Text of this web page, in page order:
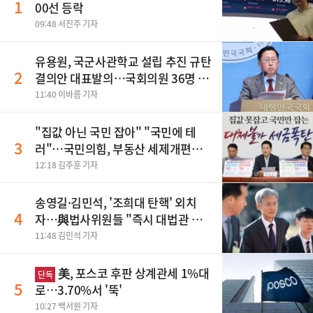
1
00선 등락
09:48 서진주 기자
2
유용원, 국군사관학교 설립 추진 규탄
결의안 대표발의…국회의원 36명 동
참
11:40 이바름 기자
3
"집값 아닌 국민 잡아" "국민에 테
러"…국민의힘, 부동산 세제개편안
맹폭
12:18 김주훈 기자
4
송영길·김민석, '조희대 탄핵' 외치
자…與법사위원들 "즉시 대법관 제
청하라"
11:48 김민석 기자
5
단독 美, 포스코 후판 상계관세 1%대
로…3.70%서 '뚝'
10:27 백서원 기자